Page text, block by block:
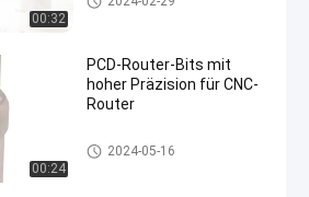
00:32
00:24
PCD-Router-Bits mit
hoher Präzision für CNC-
Router
PCD-Router-Bits
2024-05-16